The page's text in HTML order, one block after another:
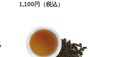
1,100円（税込）